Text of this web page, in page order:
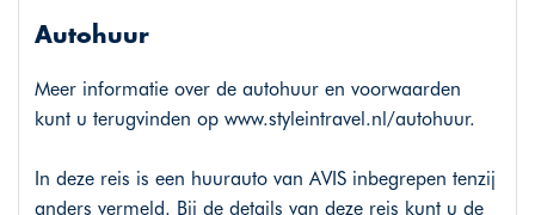
Autohuur
Meer informatie over de autohuur en voorwaarden
kunt u terugvinden op www.styleintravel.nl/autohuur.
In deze reis is een huurauto van AVIS inbegrepen tenzij
anders vermeld. Bij de details van deze reis kunt u de